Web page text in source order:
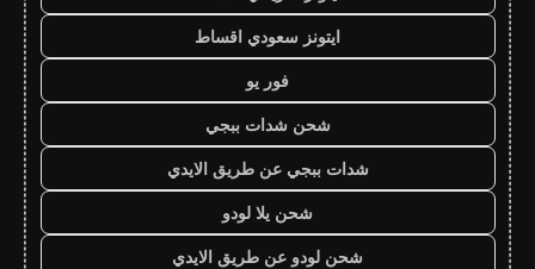
ايتونز سعودي اقساط
فور يو
شحن شدات ببجي
شدات ببجي عن طريق الايدي
شحن يلا لودو
شحن لودو عن طريق الايدي